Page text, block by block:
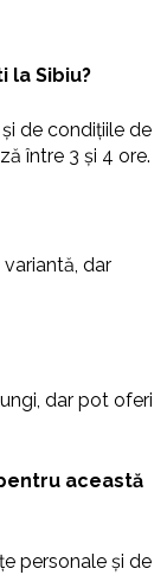
la Sibiu?
de condițiile de
între 3 și 4 ore.
dar
dar pot oferi
această
personale și de